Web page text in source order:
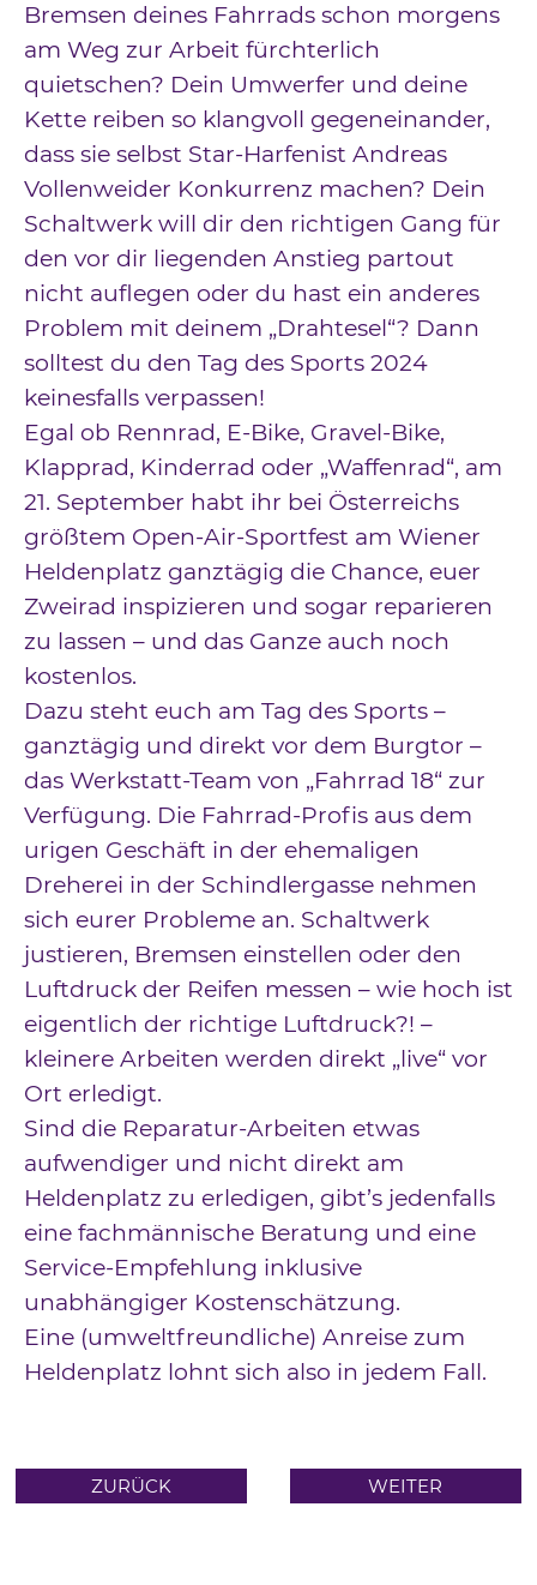
Datenschutz
Bremsen deines Fahrrads schon morgens
am Weg zur Arbeit fürchterlich
quietschen? Dein Umwerfer und deine
Kette reiben so klangvoll gegeneinander,
dass sie selbst Star-Harfenist Andreas
Vollenweider Konkurrenz machen? Dein
Schaltwerk will dir den richtigen Gang für
den vor dir liegenden Anstieg partout
nicht auflegen oder du hast ein anderes
Problem mit deinem „Drahtesel“? Dann
solltest du den Tag des Sports 2024
keinesfalls verpassen!
Egal ob Rennrad, E-Bike, Gravel-Bike,
Klapprad, Kinderrad oder „Waffenrad“, am
21. September habt ihr bei Österreichs
größtem Open-Air-Sportfest am Wiener
Heldenplatz ganztägig die Chance, euer
Zweirad inspizieren und sogar reparieren
zu lassen – und das Ganze auch noch
kostenlos.
Dazu steht euch am Tag des Sports –
ganztägig und direkt vor dem Burgtor –
das Werkstatt-Team von „Fahrrad 18“ zur
Verfügung. Die Fahrrad-Profis aus dem
urigen Geschäft in der ehemaligen
Dreherei in der Schindlergasse nehmen
sich eurer Probleme an. Schaltwerk
justieren, Bremsen einstellen oder den
Luftdruck der Reifen messen – wie hoch ist
eigentlich der richtige Luftdruck?! –
kleinere Arbeiten werden direkt „live“ vor
Ort erledigt.
Sind die Reparatur-Arbeiten etwas
aufwendiger und nicht direkt am
Heldenplatz zu erledigen, gibt’s jedenfalls
eine fachmännische Beratung und eine
Service-Empfehlung inklusive
unabhängiger Kostenschätzung.
Eine (umweltfreundliche) Anreise zum
Heldenplatz lohnt sich also in jedem Fall.
ZURÜCK WEITER